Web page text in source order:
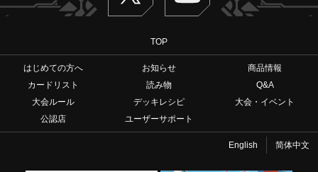
TOP
はじめての方へ お知らせ
商品情報
カードリスト
読み物
Q&A
大会ルール
デッキレシピ
大会・イベント
公認店
ユーザーサポート
English 简体中文